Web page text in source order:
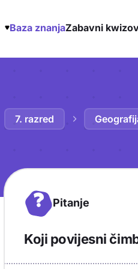
Baza znanjaZabavni
7. razred
? Pitanje
Koji povijesni